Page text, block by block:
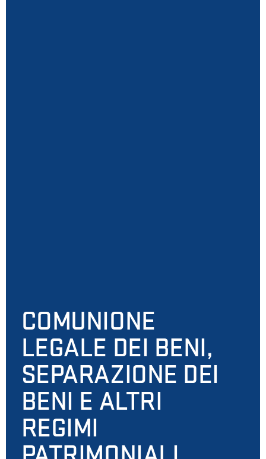
COMUNIONE
LEGALE DEI BENI,
SEPARAZIONE DEI
BENI E ALTRI
REGIMI